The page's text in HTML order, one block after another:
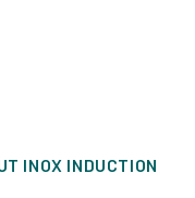
INOX INDUCTION